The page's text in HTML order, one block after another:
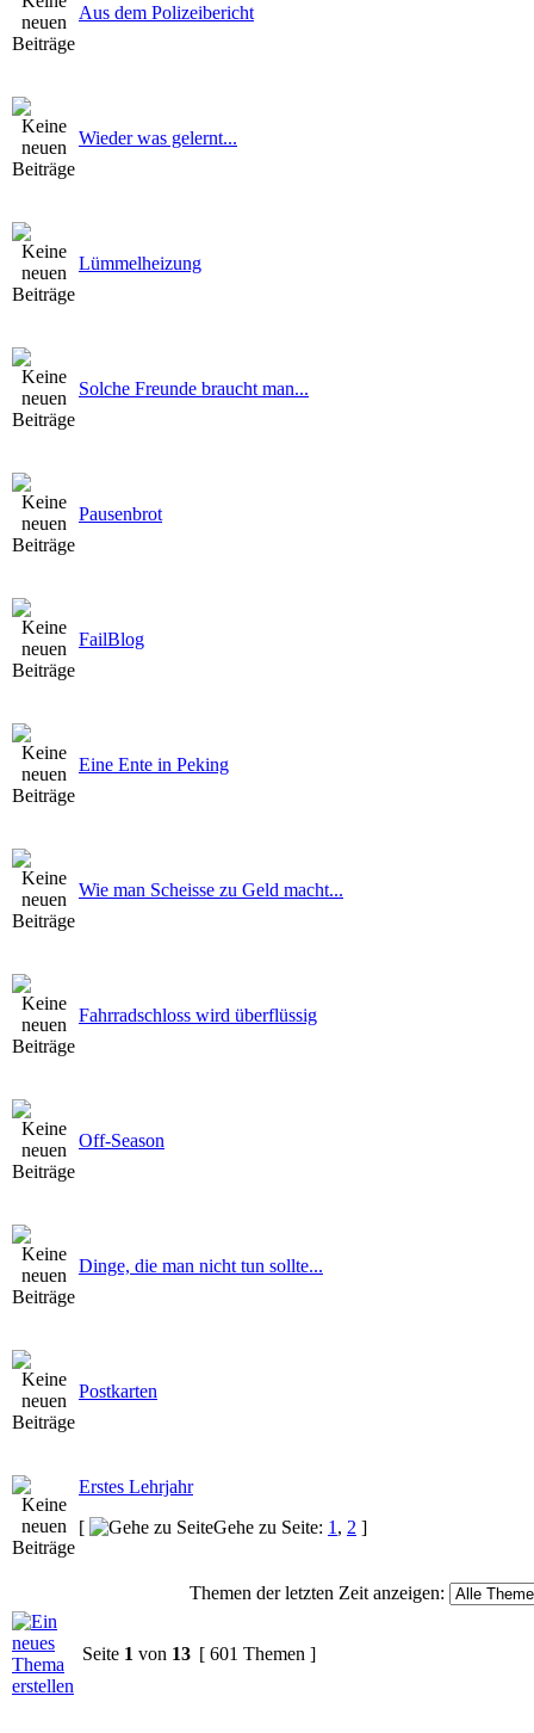
Aus dem Polizeibericht
Wieder was gelernt...
Lümmelheizung
Solche Freunde braucht man...
Pausenbrot
FailBlog
Eine Ente in Peking
Wie man Scheisse zu Geld macht...
Fahrradschloss wird überflüssig
Off-Season
Dinge, die man nicht tun sollte...
Postkarten
Erstes Lehrjahr
[
Gehe zu Seite: 1 , 2 ]
Themen der letzten Zeit anzeigen:
Seite 1 von 13 [ 601 Themen ]